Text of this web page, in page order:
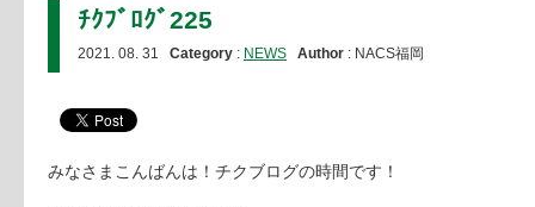
ﾁｸﾌﾞﾛｸﾞ225
2021. 08. 31 Category : NEWS Author : NACS福岡
みなさまこんばんは！チクブログの時間です！